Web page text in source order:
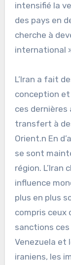
intensifié la
des pays en
cherche à
international
L’Iran a fait
conception
ces
transfert à
Orient.n En
se sont
région. L’Iran
influence
plus en plus
compris ceux
sanctions
Venezuela et
iraniens, les